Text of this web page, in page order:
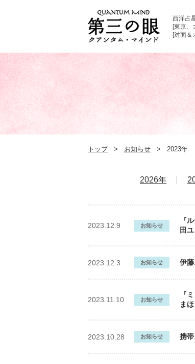
西洋占
[東京、
[対面＆
トップ お知らせ 2023年
2026年
2023.12.9 お知らせ
『
田ユ
2023.12.3 お知らせ 伊
2023.11.10 お知らせ
『
まほ
2023.10.28 お知らせ 携